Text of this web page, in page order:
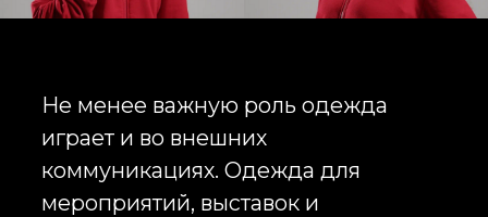
именно этот путь, поскольку
канал коммуникации бренда с